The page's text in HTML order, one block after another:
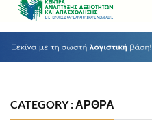
CATEGORY : ΑΡΘΡΑ